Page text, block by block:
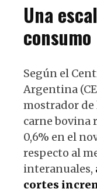
Una
consumo
Según el
Argentina
mostrador
carne bovina
0,6% en el
respecto al
interanuales,
cortes